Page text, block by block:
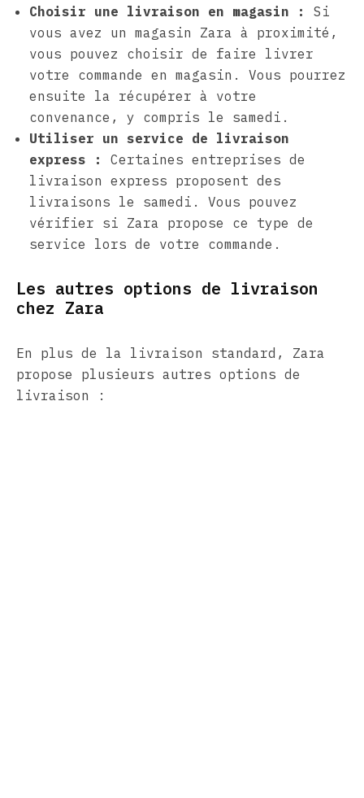
Choisir une livraison en magasin :
Si
vous avez un magasin Zara à proximité,
vous pouvez choisir de faire livrer
votre commande en magasin. Vous pourrez
ensuite la récupérer à votre
convenance, y compris le samedi.
Utiliser un service de livraison
express :
Certaines entreprises de
livraison express proposent des
livraisons le samedi. Vous pouvez
vérifier si Zara propose ce type de
service lors de votre commande.
Les autres options de livraison
chez Zara
En plus de la livraison standard, Zara
propose plusieurs autres options de
livraison :